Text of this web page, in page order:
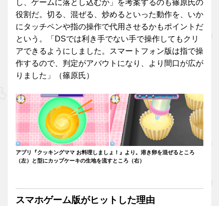
し、ゲームに落とし込むか」を考案するのも篠原氏の
役割だ。切る、混ぜる、炒めるといった動作を、いか
にタッチペンや指の操作で代用させるかもポイントだ
という。「DSでは利き手でない手で操作してもクリ
アできるようにしました。スマートフォン版は指で操
作するので、判定がアバウトになり、より間口が広が
りました」（篠原氏）
アプリ『クッキングママ お料理しましょ！』より。溶き卵を混ぜるところ
（左）と型にカップケーキの生地を流すところ（右）
スマホゲーム版がヒットした理由